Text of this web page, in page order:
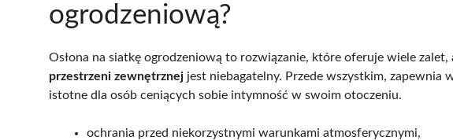
ogrodzeniową?
Osłona na siatkę ogrodzeniową to rozwiązanie, które oferuje wiele zalet,
przestrzeni zewnętrznej jest niebagatelny. Przede wszystkim, zapewnia
istotne dla osób ceniących sobie intymność w swoim otoczeniu.
ochrania przed niekorzystnymi warunkami atmosferycznymi,